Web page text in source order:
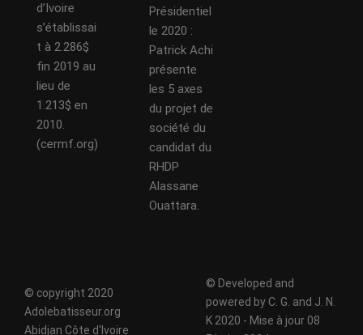
d’Ivoire
s’établissai
t à 2.286$
fin 2019 au
lieu de
1.213$ en
2010.
(cermf.org)
Présidentiel
le 2020 :
Patrick Achi
présente
les 5 axes
du projet de
société du
candidat du
RHDP
Alassane
Ouattara.
© copyright 2020
Adolebatisseur.org
Abidjan Côte d'Ivoire
© Developed and
powered by C. G. and J. N.
K 2020 - Mise à jour 08